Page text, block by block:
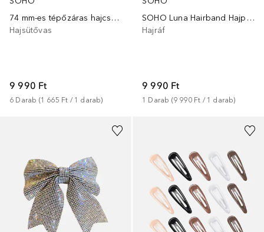
74 mm-es tépőzáras hajcsavarók
Hajsütővas
9 990 Ft
6 Darab (1 665 Ft / 1 darab)
SOHO Luna Hairband Hajpánt Fehér - Elegáns Szatén Hajbavaló
Hajráf
9 990 Ft
1 Darab (9 990 Ft / 1 darab)